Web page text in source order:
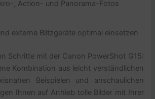
, Action- und Panorama-Fotos
externe Blitzgeräte optimal einsetzen
Schritte mit der Canon PowerShot G15:
Kombination aus leicht verständlichen
Beispielen und anschaulichen
Ihnen auf Anhieb tolle Bilder mit Ihrer